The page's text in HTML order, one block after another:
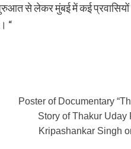
से लेकर मुंबई में कई
“
Poster of Documentary
Story of Thakur Uday
Kripashankar Singh